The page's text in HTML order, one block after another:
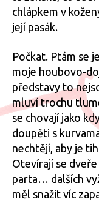
chlápkem v
její pasák.
Počkat. Ptám se
moje houbovo-
představy to
mluví trochu
se chovají jako
doupěti s
nechtějí, aby je
Otevírají se
parta… dalších
měl snažit víc